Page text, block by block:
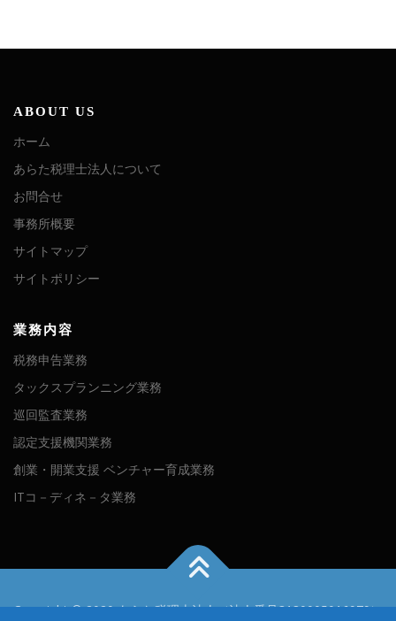
ABOUT US
ホーム
あらた税理士法人について
お問合せ
事務所概要
サイトマップ
サイトポリシー
業務内容
税務申告業務
タックスプランニング業務
巡回監査業務
認定支援機関業務
創業・開業支援 ベンチャー育成業務
ITコ－ディネ－タ業務
Copyright © 2020 あらた税理士法人（法人番号3180005016979）